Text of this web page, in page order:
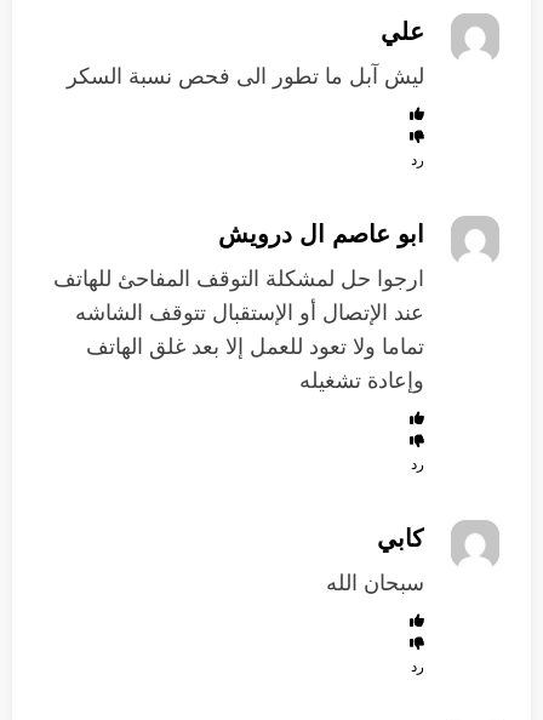
علي
ليش آبل ما تطور الى فحص نسبة السكر
رد
ابو عاصم ال درويش
ارجوا حل لمشكلة التوقف المفاحئ للهاتف
عند الإتصال أو الإستقبال تتوقف الشاشه
تماما ولا تعود للعمل إلا بعد غلق الهاتف
وإعادة تشغيله
رد
كابي
سبحان الله
رد